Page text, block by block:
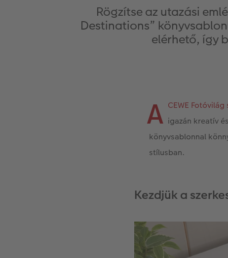
Rögzítse az utazási
Destinations”
elérhető, így
A CEWE
igazán kreatív
könyvsablonnal
stílusban.
Kezdjük a